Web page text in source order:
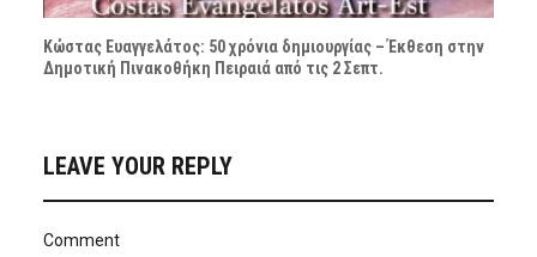
Κώστας Ευαγγελάτος: 50 χρόνια δημιουργίας – Έκθεση στην
Δημοτική Πινακοθήκη Πειραιά από τις 2 Σεπτ.
LEAVE YOUR REPLY
Comment